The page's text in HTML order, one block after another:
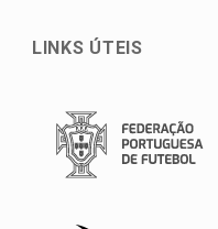
LINKS ÚTEIS